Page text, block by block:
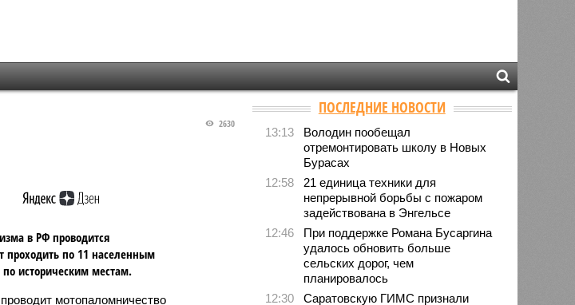
2630
в РФ проводится
проходить по 11 населенным
историческим местам.
мотопаломничество
ПОСЛЕДНИЕ НОВОСТИ
13:13
Володин пообещал
отремонтировать школу в Новых
Бурасах
12:58
21 единица техники для
непрерывной борьбы с пожаром
задействована в Энгельсе
12:46
При поддержке Романа Бусаргина
удалось обновить больше
сельских дорог, чем
планировалось
12:30
Саратовскую ГИМС признали